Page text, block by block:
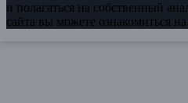
и полагаться на собственный
сайта вы можете ознакомиться на